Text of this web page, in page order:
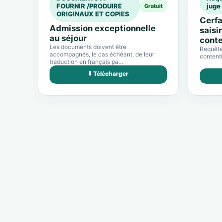
FOURNIR /PRODUIRE
ORIGINAUX ET COPIES
Gratuit
Admission exceptionnelle
au séjour
Les documents doivent être
accompagnés, le cas échéant, de leur
traduction en français pa…
⬇️ Télécharger
juge